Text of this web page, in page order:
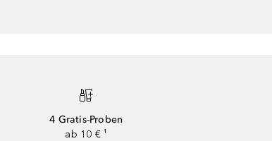
4 Gratis-Proben
ab 10 € ¹